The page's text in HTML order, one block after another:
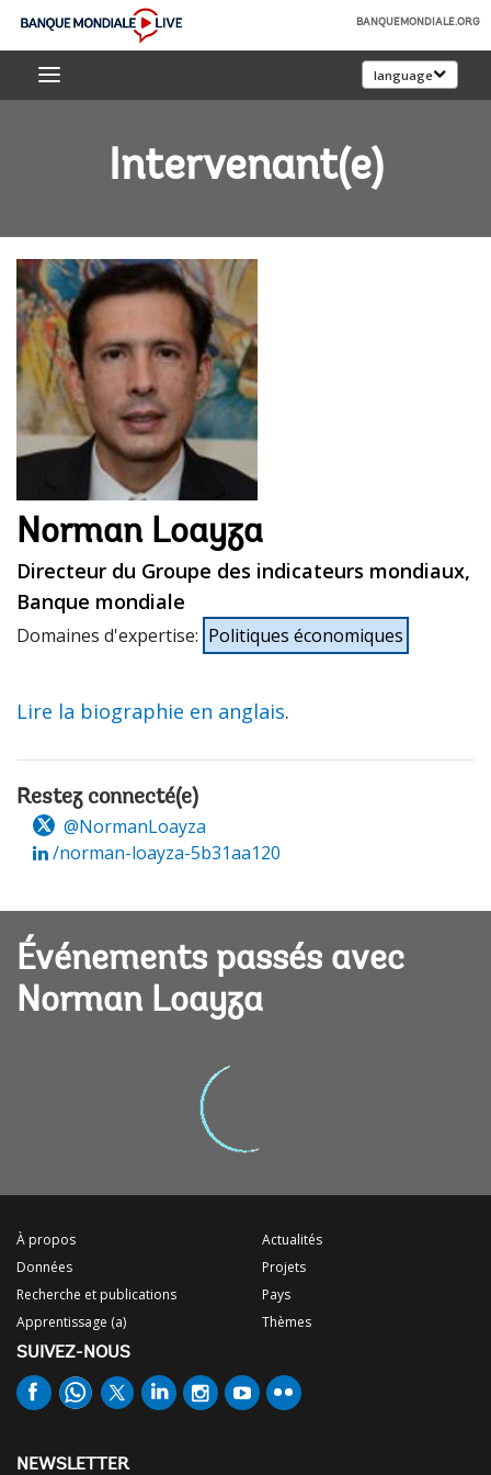
Skip
Main
Banque
mondiale
BANQUEMONDIALE.ORG
language
Intervenant(e)
Norman Loayza
Directeur du Groupe des indicateurs mondiaux,
Banque mondiale
Domaines d'expertise: Politiques économiques
Lire la biographie en anglais.
Restez connecté(e)
@NormanLoayza
/norman-loayza-5b31aa120
Événements passés avec
Norman Loayza
À propos
Données
Recherche et publications
Apprentissage (a)
Actualités
Projets
Pays
Thèmes
SUIVEZ-NOUS
NEWSLETTER